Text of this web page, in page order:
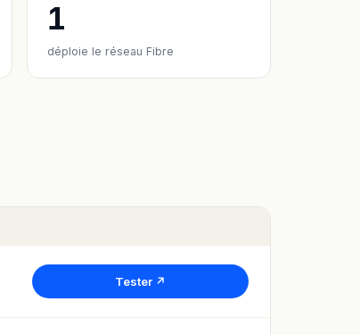
1
déploie le réseau Fibre
Tester ↗